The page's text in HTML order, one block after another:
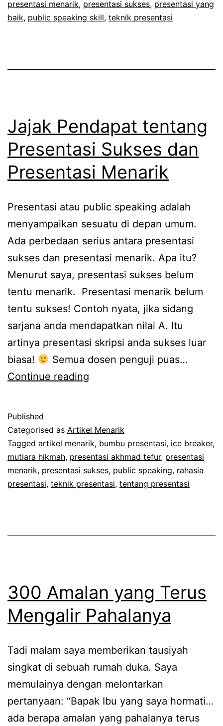
presentasi menarik, presentasi sukses, presentasi yang
baik, public speaking skill, teknik presentasi
Jajak Pendapat tentang
Presentasi Sukses dan
Presentasi Menarik
Presentasi atau public speaking adalah
menyampaikan sesuatu di depan umum.
Ada perbedaan serius antara presentasi
sukses dan presentasi menarik. Apa itu?
Menurut saya, presentasi sukses belum
tentu menarik. Presentasi menarik belum
tentu sukses! Contoh nyata, jika sidang
sarjana anda mendapatkan nilai A. Itu
artinya presentasi skripsi anda sukses luar
biasa!
Semua dosen penguji puas…
Continue reading
Presentasi
Sukses
dan
Presentasi
Published
Categorised as Artikel Menarik
Tagged artikel menarik, bumbu presentasi, ice breaker,
mutiara hikmah, presentasi akhmad tefur, presentasi
menarik, presentasi sukses, public speaking, rahasia
presentasi, teknik presentasi, tentang presentasi
300 Amalan yang Terus
Mengalir Pahalanya
Tadi malam saya memberikan tausiyah
singkat di sebuah rumah duka. Saya
memulainya dengan melontarkan
pertanyaan: “Bapak Ibu yang saya hormati…
ada berapa amalan yang pahalanya terus